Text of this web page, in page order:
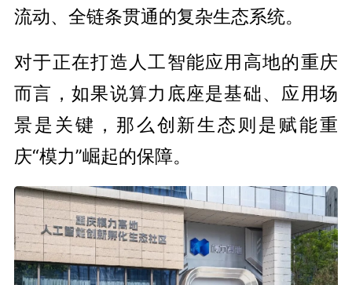
流动、全链条贯通的复杂生态系统。
对于正在打造人工智能应用高地的重庆
而言，如果说算力底座是基础、应用场
景是关键，那么创新生态则是赋能重
庆“模力”崛起的保障。